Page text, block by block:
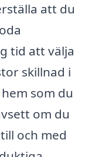
att du
tid att välja
skillnad i
som du
om du
och med